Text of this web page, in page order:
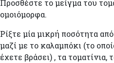
Προσθέστε το μείγμα του
ομοιόμορφα.
Ρίξτε μία μικρή ποσότητα
μαζί με το καλαμπόκι (το
έχετε βράσει) , τα τοματίνια,